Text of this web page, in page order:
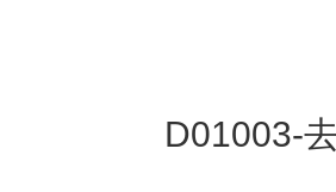
D01003-